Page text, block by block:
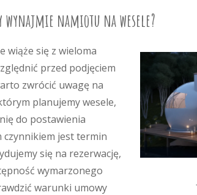
wynajmie namiotu na wesele?
wiąże się z wieloma
przed podjęciem
zwrócić uwagę na
planujemy wesele,
do postawienia
czynnikiem jest termin
się na rezerwację,
wymarzonego
warunki umowy